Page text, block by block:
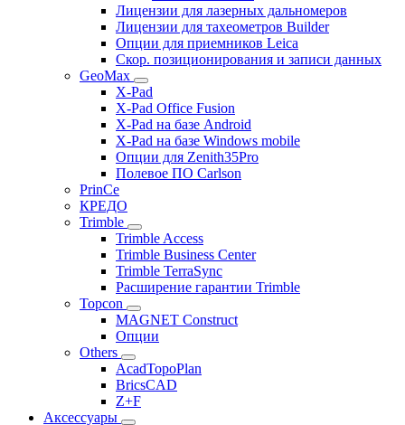
Лицензии для лазерных дальномеров
Лицензии для тахеометров Builder
Опции для приемников Leica
Скор. позиционирования и записи данных
GeoMax
X-Pad
X-Pad Office Fusion
X-Pad на базе Android
X-Pad на базе Windows mobile
Опции для Zenith35Pro
Полевое ПО Carlson
PrinCe
КРЕДО
Trimble
Trimble Access
Trimble Business Center
Trimble TerraSync
Расширение гарантии Trimble
Topcon
MAGNET Construct
Опции
Others
AcadTopoPlan
BricsCAD
Z+F
Аксессуары